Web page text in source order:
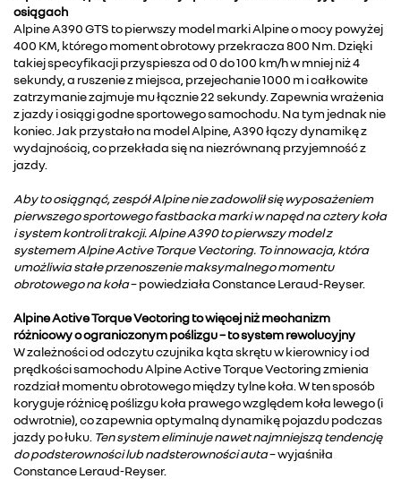
osiągach
Alpine A390 GTS to pierwszy model marki Alpine o mocy powyżej
400 KM, którego moment obrotowy przekracza 800 Nm. Dzięki
takiej specyfikacji przyspiesza od 0 do 100 km/h w mniej niż 4
sekundy, a ruszenie z miejsca, przejechanie 1000 m i całkowite
zatrzymanie zajmuje mu łącznie 22 sekundy. Zapewnia wrażenia
z jazdy i osiągi godne sportowego samochodu. Na tym jednak nie
koniec. Jak przystało na model Alpine, A390 łączy dynamikę z
wydajnością, co przekłada się na niezrównaną przyjemność z
jazdy.
Aby to osiągnąć, zespół Alpine nie zadowolił się wyposażeniem
pierwszego sportowego fastbacka marki w napęd na cztery koła
i system kontroli trakcji. Alpine A390 to pierwszy model z
systemem Alpine Active Torque Vectoring. To innowacja, która
umożliwia stałe przenoszenie maksymalnego momentu
obrotowego na koła– powiedziała Constance Leraud-Reyser.
Alpine Active Torque Vectoring to więcej niż mechanizm
różnicowy o ograniczonym poślizgu – to system rewolucyjny
W zależności od odczytu czujnika kąta skrętu w kierownicy i od
prędkości samochodu Alpine Active Torque Vectoring zmienia
rozdział momentu obrotowego między tylne koła. W ten sposób
koryguje różnicę poślizgu koła prawego względem koła lewego (i
odwrotnie), co zapewnia optymalną dynamikę pojazdu podczas
jazdy po łuku. Ten system eliminuje nawet najmniejszą tendencję
do podsterowności lub nadsterowności auta– wyjaśniła
Constance Leraud-Reyser.